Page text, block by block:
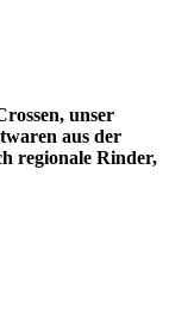
unser
aus der
regionale Rinder,